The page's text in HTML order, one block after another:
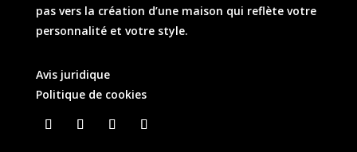
pas vers la création d’une maison qui reflète votre
personnalité et votre style.
Avis juridique
Politique de cookies